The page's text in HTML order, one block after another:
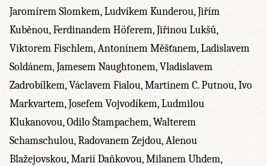
Jaromírem Slomkem, Ludvíkem Kunderou, Jiřím
Kuběnou, Ferdinandem Höferem, Jiřinou Lukšů,
Viktorem Fischlem, Antonínem Měšťanem, Ladislavem
Soldánem, Jamesem Naughtonem, Vladislavem
Zadrobílkem, Václavem Fialou, Martinem C. Putnou, Ivo
Markvartem, Josefem Vojvodíkem, Ludmilou
Klukanovou, Odilo Štampachem, Walterem
Schamschulou, Radovanem Zejdou, Alenou
Blažejovskou, Marií Daňkovou, Milanem Uhdem,